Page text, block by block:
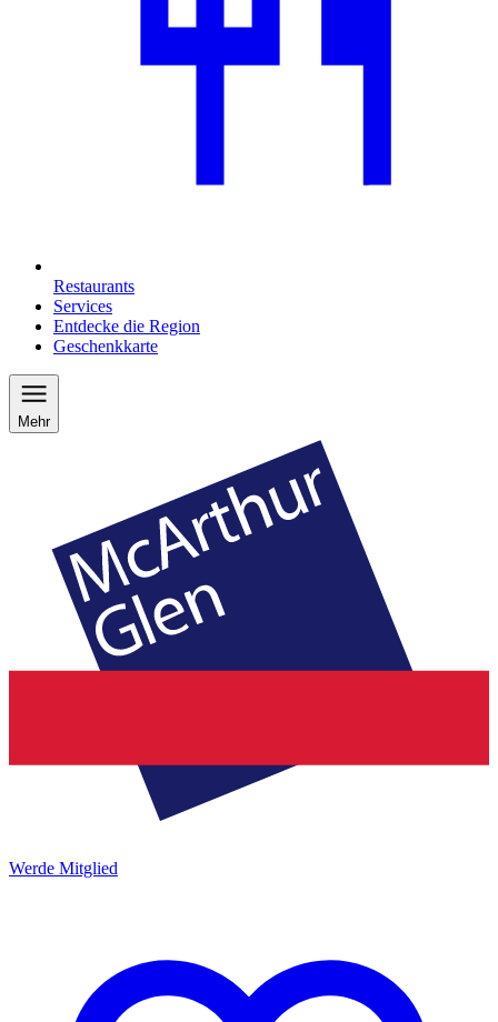
Restaurants
Services
Entdecke die Region
Geschenkkarte
Mehr
Werde Mitglied